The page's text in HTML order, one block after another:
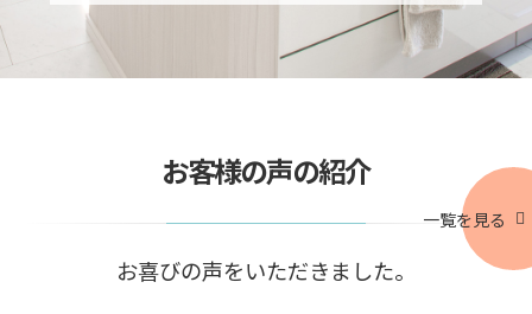
お客様の声の紹介
お喜びの声をいただきました。
一覧を見る